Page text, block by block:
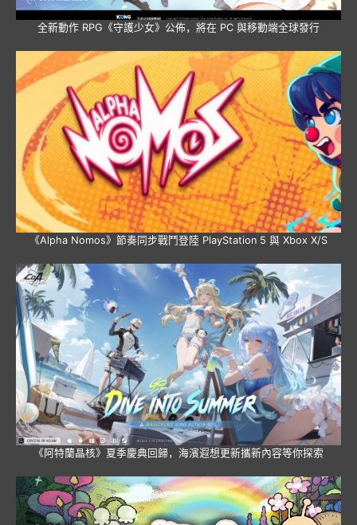
全新動作 RPG《守護少女》公佈，將在 PC 與移動端全球發行
《Alpha Nomos》節奏同步戰鬥登陸 PlayStation 5 與 Xbox X/S
《阿特蘭晶核》夏季慶典回歸，海濱遐想更新攜新內容等你探索